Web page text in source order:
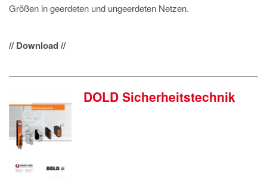
Größen in geerdeten und ungeerdeten Netzen.
// Download //
DOLD Sicherheitstechnik